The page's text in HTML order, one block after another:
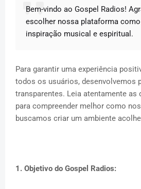
Bem-vindo ao Gospel Radios!
escolher nossa plataforma
inspiração musical e espiritual.
Para garantir uma experiência
todos os usuários, desenvolvemos
transparentes. Leia atentamente as
para compreender melhor como
buscamos criar um ambiente
1. Objetivo do Gospel Radios: